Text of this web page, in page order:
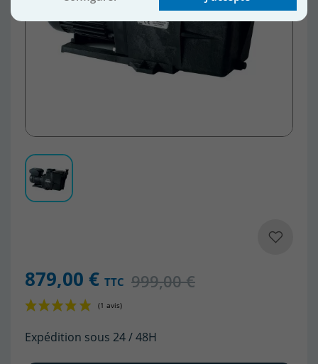
879,00 € TTC 999,00 €
Expédition sous 24 / 48H